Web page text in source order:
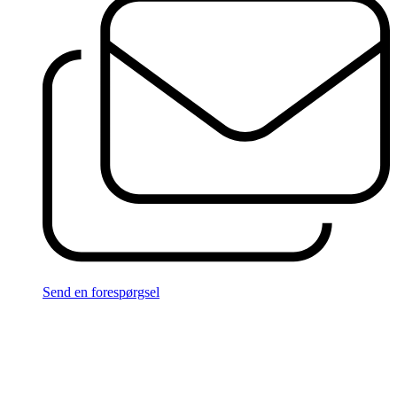
Send en forespørgsel